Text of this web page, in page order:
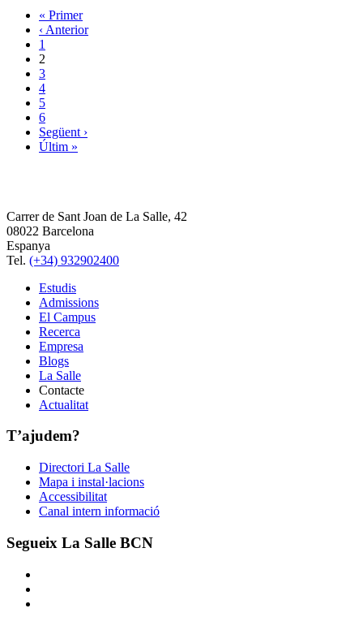
« Primer
‹ Anterior
1
2
3
4
5
6
Següent ›
Últim »
Carrer de Sant Joan de La Salle, 42
08022 Barcelona
Espanya
Tel. (+34) 932902400
Estudis
Admissions
El Campus
Recerca
Empresa
Blogs
La Salle
Contacte
Actualitat
T’ajudem?
Directori La Salle
Mapa i instal·lacions
Accessibilitat
Canal intern informació
Segueix La Salle BCN